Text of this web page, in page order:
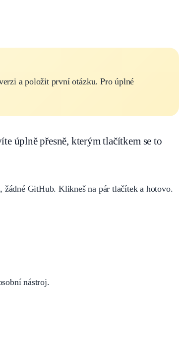
a položit první otázku. Pro úplné
úplně přesně, kterým tlačítkem se to
žádné GitHub. Klikneš na pár tlačítek a hotovo.
nástroj.